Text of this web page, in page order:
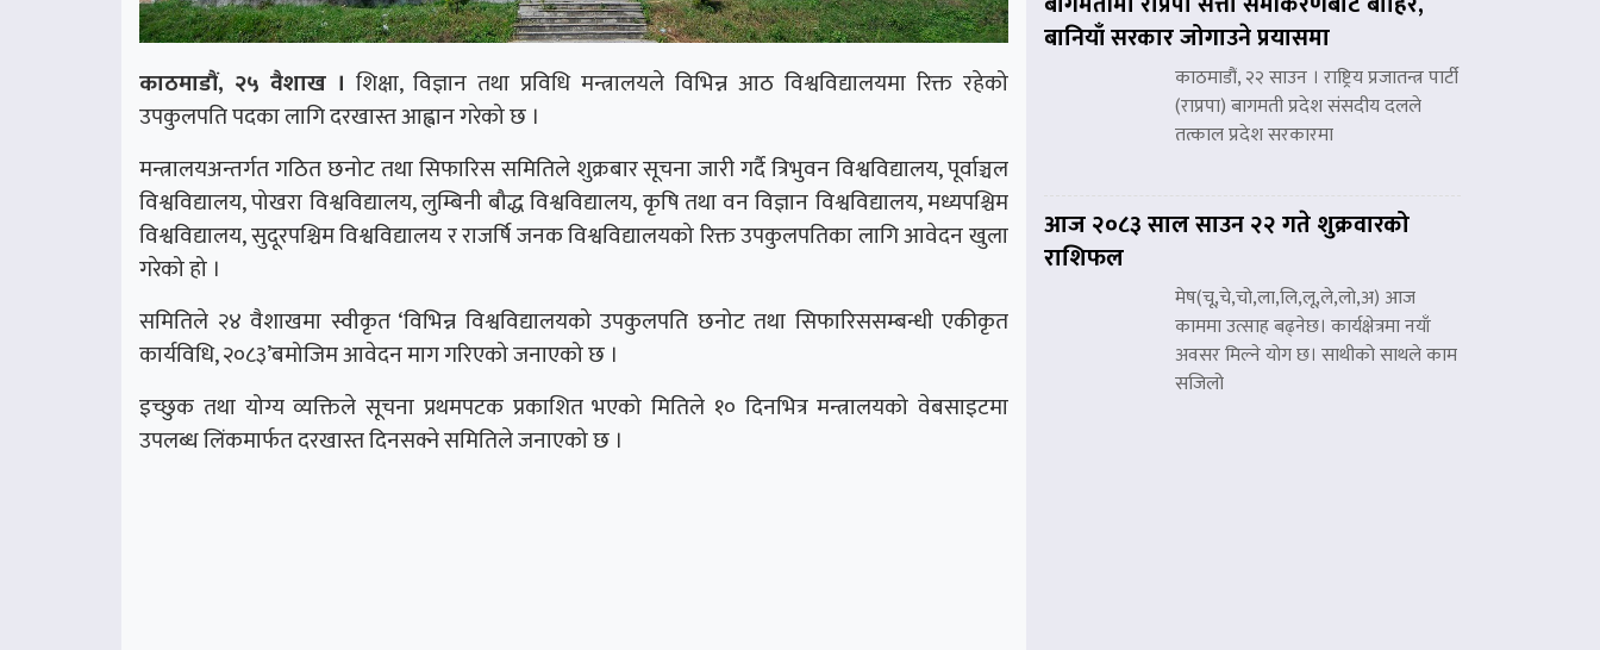
काठमाडौं, २५ वैशाख । शिक्षा, विज्ञान तथा प्रविधि मन्त्रालयले विभिन्न आठ विश्वविद्यालयमा रिक्त रहेको
उपकुलपति पदका लागि दरखास्त आह्वान गरेको छ ।
मन्त्रालयअन्तर्गत गठित छनोट तथा सिफारिस समितिले शुक्रबार सूचना जारी गर्दै त्रिभुवन विश्वविद्यालय, पूर्वाञ्चल
विश्वविद्यालय, पोखरा विश्वविद्यालय, लुम्बिनी बौद्ध विश्वविद्यालय, कृषि तथा वन विज्ञान विश्वविद्यालय, मध्यपश्चिम
विश्वविद्यालय, सुदूरपश्चिम विश्वविद्यालय र राजर्षि जनक विश्वविद्यालयको रिक्त उपकुलपतिका लागि आवेदन खुला
गरेको हो ।
समितिले २४ वैशाखमा स्वीकृत ‘विभिन्न विश्वविद्यालयको उपकुलपति छनोट तथा सिफारिससम्बन्धी एकीकृत
कार्यविधि, २०८३’बमोजिम आवेदन माग गरिएको जनाएको छ ।
इच्छुक तथा योग्य व्यक्तिले सूचना प्रथमपटक प्रकाशित भएको मितिले १० दिनभित्र मन्त्रालयको वेबसाइटमा
उपलब्ध लिंकमार्फत दरखास्त दिनसक्ने समितिले जनाएको छ ।
बानियाँ सरकार जोगाउने प्रयासमा
काठमाडौं, २२ साउन । राष्ट्रिय प्रजातन्त्र पार्टी
(राप्रपा) बागमती प्रदेश संसदीय दलले
तत्काल प्रदेश सरकारमा
आज २०८३ साल साउन २२ गते शुक्रवारको
राशिफल
मेष(चू,चे,चो,ला,लि,लू,ले,लो,अ) आज
काममा उत्साह बढ्नेछ। कार्यक्षेत्रमा नयाँ
अवसर मिल्ने योग छ। साथीको साथले काम
सजिलो